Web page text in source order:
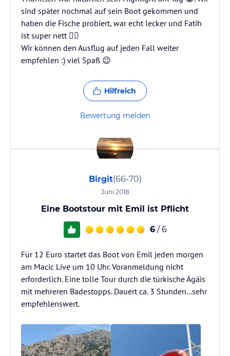
sind später nochmal auf sein Boot gekommen und
haben die Fische probiert, war echt lecker und Fatih
ist super nett 👍🏻
Wir können den Ausflug auf jeden Fall weiter
empfehlen :) viel Spaß 😉
Hilfreich
Bewertung melden
Birgit(66-70)
Juni 2018
Eine Bootstour mit Emil ist Pflicht
6 / 6
Für 12 Euro startet das Boot von Emil jeden morgen
am Macic Live um 10 Uhr. Voranmeldung nicht
erforderlich. Eine tolle Tour durch die türkische Ägäis
mit mehreren Badestopps. Dauert ca. 3 Stunden...sehr
empfehlenswert.